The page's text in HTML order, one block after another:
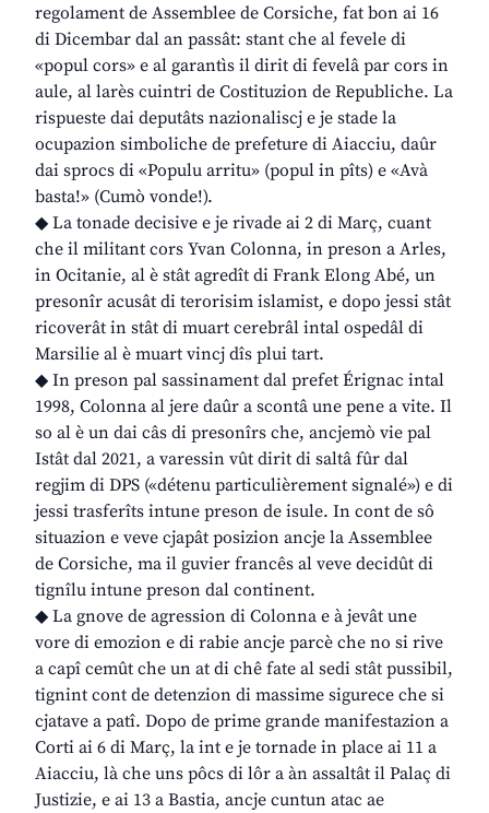
regolament de Assemblee de Corsiche, fat bon ai 16
di Dicembar dal an passât: stant che al fevele di
«popul cors» e al garantìs il dirit di fevelâ par cors in
aule, al larès cuintri de Costituzion de Republiche. La
rispueste dai deputâts nazionaliscj e je stade la
ocupazion simboliche de prefeture di Aiacciu, daûr
dai sprocs di «Populu arritu» (popul in pîts) e «Avà
basta!» (Cumò vonde!).
◆ La tonade decisive e je rivade ai 2 di Març, cuant
che il militant cors Yvan Colonna, in preson a Arles,
in Ocitanie, al è stât agredît di Frank Elong Abé, un
presonîr acusât di terorisim islamist, e dopo jessi stât
ricoverât in stât di muart cerebrâl intal ospedâl di
Marsilie al è muart vincj dîs plui tart.
◆ In preson pal sassinament dal prefet Érignac intal
1998, Colonna al jere daûr a scontâ une pene a vite. Il
so al è un dai câs di presonîrs che, ancjemò vie pal
Istât dal 2021, a varessin vût dirit di saltâ fûr dal
regjim di DPS («détenu particulièrement signalé») e di
jessi trasferîts intune preson de isule. In cont de sô
situazion e veve cjapât posizion ancje la Assemblee
de Corsiche, ma il guvier francês al veve decidût di
tignîlu intune preson dal continent.
◆ La gnove de agression di Colonna e à jevât une
vore di emozion e di rabie ancje parcè che no si rive
a capî cemût che un at di chê fate al sedi stât pussibil,
tignint cont de detenzion di massime sigurece che si
cjatave a patî. Dopo de prime grande manifestazion a
Corti ai 6 di Març, la int e je tornade in place ai 11 a
Aiacciu, là che uns pôcs di lôr a àn assaltât il Palaç di
Justizie, e ai 13 a Bastia, ancje cuntun atac ae